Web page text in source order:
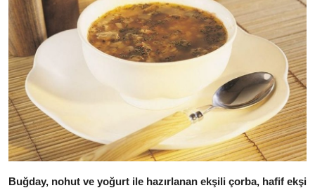
Buğday, nohut ve yoğurt ile hazırlanan ekşili çorba, hafif ekşi